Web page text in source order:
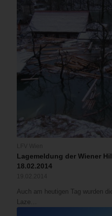
Lagemeldung der Wiener
18.02.2014
Auch am heutigen Tag wurden
Laze…